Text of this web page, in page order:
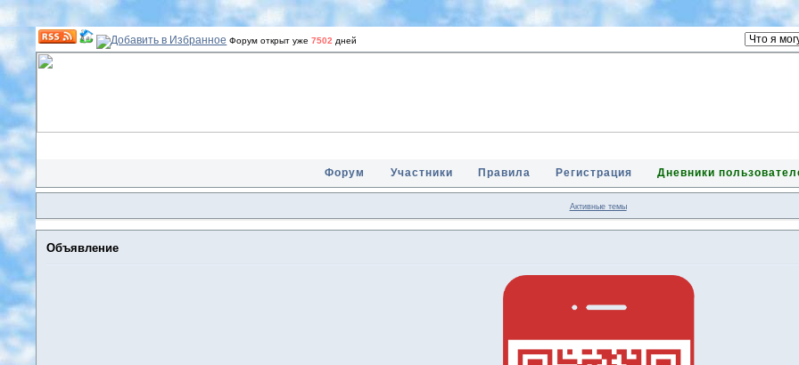
Форум открыт уже7502 дней
Форум Участники Правила Регистрация Дневники
Активные темы
Объявление